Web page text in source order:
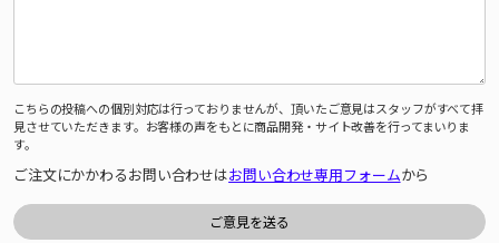
こちらの投稿への個別対応は行っておりませんが、頂いたご意見はスタッフがすべて拝
見させていただきます。お客様の声をもとに商品開発・サイト改善を行ってまいりま
す。
ご注文にかかわるお問い合わせはお問い合わせ専用フォームから